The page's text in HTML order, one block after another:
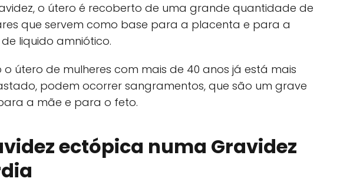
o útero é recoberto de uma grande quantidade de
que servem como base para a placenta e para a
liquido amniótico.
o útero de mulheres com mais de 40 anos já está mais
podem ocorrer sangramentos, que são um grave
a mãe e para o feto.
ectópica numa Gravidez